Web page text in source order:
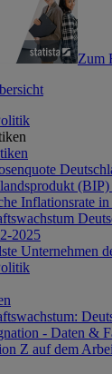
Zum
Inflationsrate
2025
Unternehmen
- Daten &
Z auf dem